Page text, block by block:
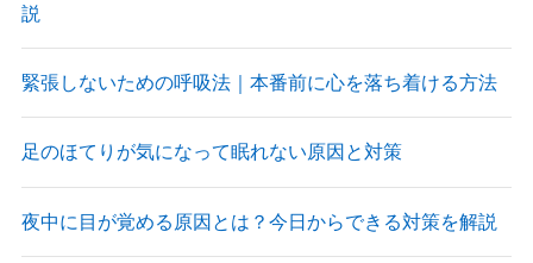
説
緊張しないための呼吸法｜本番前に心を落ち着ける方法
足のほてりが気になって眠れない原因と対策
夜中に目が覚める原因とは？今日からできる対策を解説